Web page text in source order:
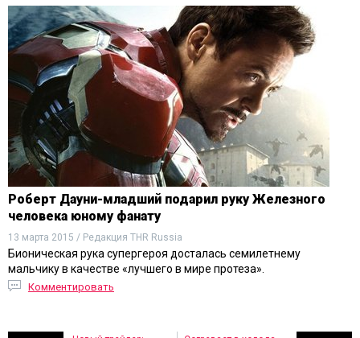
Роберт Дауни-младший подарил руку Железного
человека юному фанату
13 марта 2015 / Редакция THR Russia
Бионическая рука супергероя досталась семилетнему
мальчику в качестве «лучшего в мире протеза».
Комментировать